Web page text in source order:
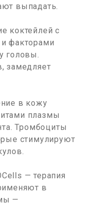
выпадать.
коктейлей с
факторами
головы.
замедляет
в кожу
плазмы
Тромбоциты
стимулируют
— терапия
в
—